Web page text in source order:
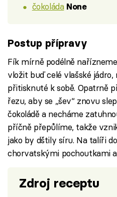
čokoláda None
Postup přípravy
Fík mírně podélně
vložit buď celé vlašské jádro,
přitisknuté k sobě. Opatrně
řezu, aby se „šev“ znovu
čokoládě a necháme
příčně přepůlíme, takže
jako by dštily síru. Na talíři
chorvatskými pochoutkami
Zdroj receptu